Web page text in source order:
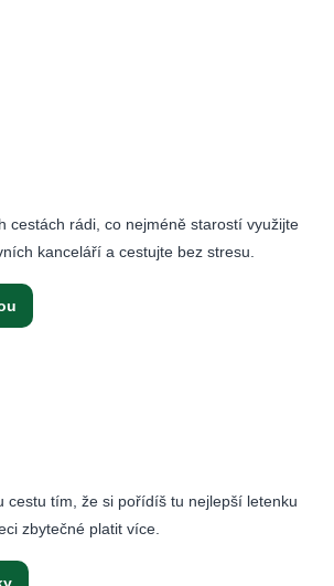
cestách rádi, co nejméně starostí využijte
kanceláří a cestujte bez stresu.
cestu tím, že si pořídíš tu nejlepší letenku
zbytečné platit více.